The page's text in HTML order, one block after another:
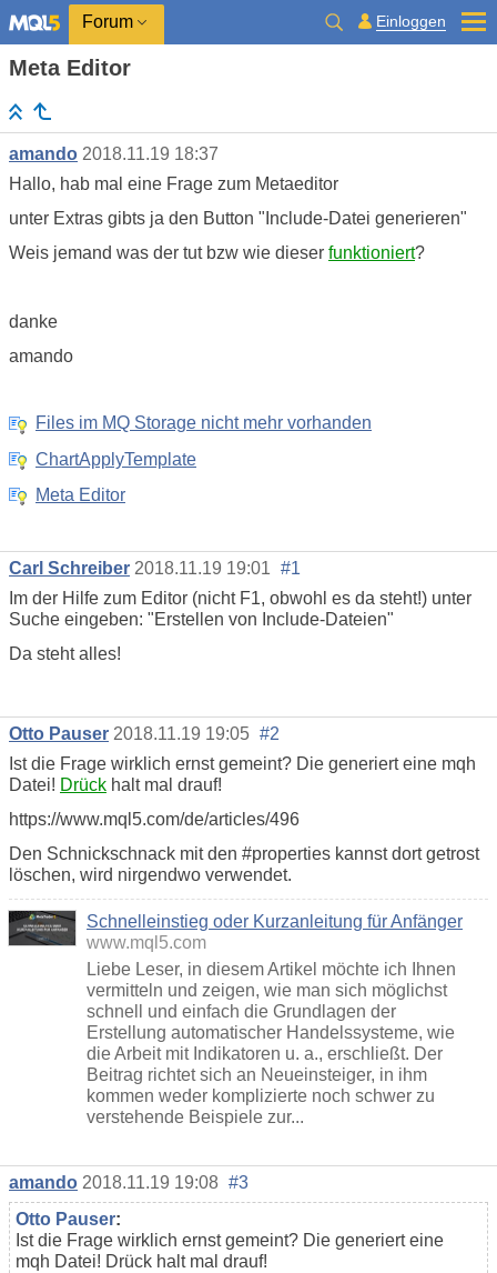
Forum Einloggen
Meta Editor
amando 2018.11.19 18:37
Hallo, hab mal eine Frage zum Metaeditor
unter Extras gibts ja den Button "Include-Datei generieren"
Weis jemand was der tut bzw wie dieser funktioniert?
danke
amando
Files im MQ Storage nicht mehr vorhanden
ChartApplyTemplate
Meta Editor
Carl Schreiber 2018.11.19 19:01 #1
Im der Hilfe zum Editor (nicht F1, obwohl es da steht!) unter
Suche eingeben: "Erstellen von Include-Dateien"
Da steht alles!
Otto Pauser 2018.11.19 19:05 #2
Ist die Frage wirklich ernst gemeint? Die generiert eine mqh
Datei! Drück halt mal drauf!
https://www.mql5.com/de/articles/496
Den Schnickschnack mit den #properties kannst dort getrost
löschen, wird nirgendwo verwendet.
Schnelleinstieg oder Kurzanleitung für Anfänger
www.mql5.com
Liebe Leser, in diesem Artikel möchte ich Ihnen
vermitteln und zeigen, wie man sich möglichst
schnell und einfach die Grundlagen der
Erstellung automatischer Handelssysteme, wie
die Arbeit mit Indikatoren u. a., erschließt. Der
Beitrag richtet sich an Neueinsteiger, in ihm
kommen weder komplizierte noch schwer zu
verstehende Beispiele zur...
amando 2018.11.19 19:08 #3
Otto Pauser:
Ist die Frage wirklich ernst gemeint? Die generiert eine
mqh Datei! Drück halt mal drauf!